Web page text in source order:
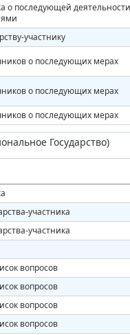
о последующей
участнику
о последующих мерах
о последующих мерах
о последующих мерах
Государство)
участника
участника
вопросов
вопросов
вопросов
вопросов